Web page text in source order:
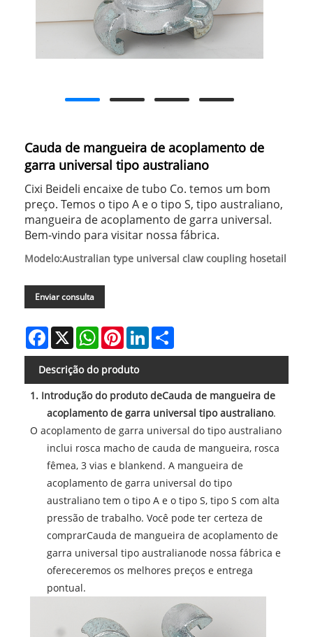
Cauda de mangueira de acoplamento de
garra universal tipo australiano
Cixi Beideli encaixe de tubo Co. temos um bom
preço. Temos o tipo A e o tipo S, tipo australiano,
mangueira de acoplamento de garra universal.
Bem-vindo para visitar nossa fábrica.
Modelo:Australian type universal claw coupling hosetail
Enviar consulta
Facebook
X WhatsAppPinterestLinkedIn
Descrição do produto
1. Introdução do produto deCauda de mangueira de
acoplamento de garra universal tipo australiano.
O acoplamento de garra universal do tipo australiano
inclui rosca macho de cauda de mangueira, rosca
fêmea, 3 vias e blankend. A mangueira de
acoplamento de garra universal do tipo
australiano tem o tipo A e o tipo S, tipo S com alta
pressão de trabalho. Você pode ter certeza de
comprarCauda de mangueira de acoplamento de
garra universal tipo australianode nossa fábrica e
ofereceremos os melhores preços e entrega
pontual.